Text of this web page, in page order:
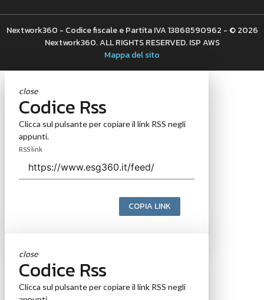
Nextwork360 - Codice fiscale e Partita IVA 13868590962 - © 2026
Nextwork360. ALL RIGHTS RESERVED. ISP AWS
Mappa del sito
close
Codice Rss
Clicca sul pulsante per copiare il link RSS negli
appunti.
RSS link
COPIA LINK
close
Codice Rss
Clicca sul pulsante per copiare il link RSS negli